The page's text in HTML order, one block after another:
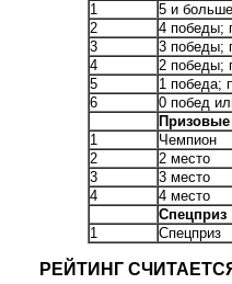
1
5 и
2
4 победы;
3
3 победы;
4
2 победы;
5
1 победа;
6
0 побед
Призовые
1
Чемпион
2
2 место
3
3 место
4
4 место
Спецприз
1
Спецприз
РЕЙТИНГ СЧИТАЕТСЯ